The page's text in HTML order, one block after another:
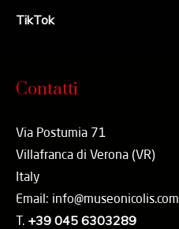
TikTok
Contatti
Via Postumia 71
Villafranca di Verona (VR)
Italy
Email: info@museonicolis.com
T. +39 045 6303289